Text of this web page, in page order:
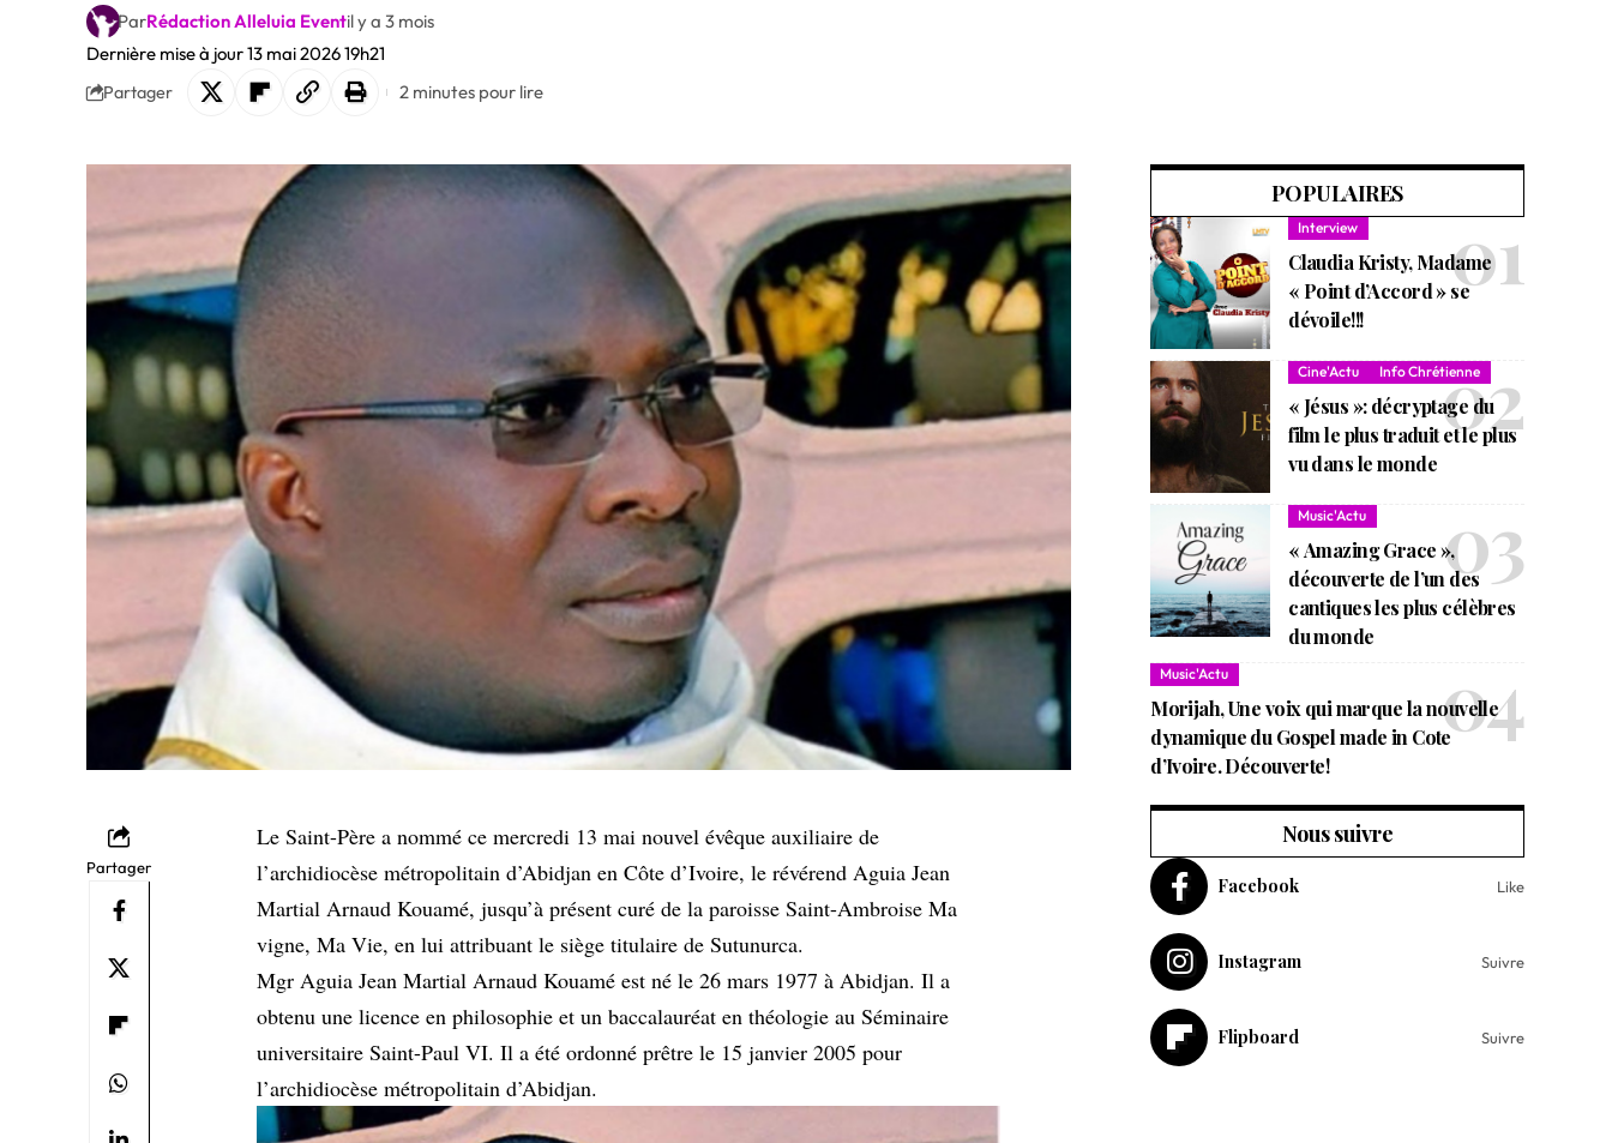
Dernière mise à jour 13 mai 2026 19h21
ParRédaction Alleluia Eventil y a 3 mois
Partager 2 minutes pour lire
Partager
Le Saint-Père a nommé ce mercredi 13 mai nouvel évêque auxiliaire de
l’archidiocèse métropolitain d’Abidjan en Côte d’Ivoire, le révérend Aguia Jean
Martial Arnaud Kouamé, jusqu’à présent curé de la paroisse Saint-Ambroise Ma
vigne, Ma Vie, en lui attribuant le siège titulaire de Sutunurca.
Mgr Aguia Jean Martial Arnaud Kouamé est né le 26 mars 1977 à Abidjan. Il a
obtenu une licence en philosophie et un baccalauréat en théologie au Séminaire
universitaire Saint-Paul VI. Il a été ordonné prêtre le 15 janvier 2005 pour
l’archidiocèse métropolitain d’Abidjan.
POPULAIRES
Interview
Claudia Kristy, Madame
« Point d’Accord » se
dévoile!!!
Cine'Actu Info Chrétienne
« Jésus »: décryptage du
film le plus traduit et le plus
vu dans le monde
Music'Actu
« Amazing Grace »,
découverte de l’un des
cantiques les plus célèbres
du monde
Music'Actu
Morijah, Une voix qui marque la nouvelle
dynamique du Gospel made in Cote
d’Ivoire. Découverte!
Nous suivre
Facebook Like
Instagram Suivre
Flipboard Suivre